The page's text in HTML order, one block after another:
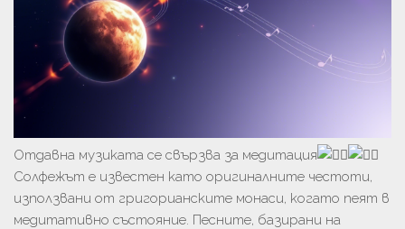
Отдавна музиката се свързва за медитация
Солфежът е известен като оригиналните честоти,
използвани от григорианските монаси, когато пеят в
медитативно състояние. Песните, базирани на